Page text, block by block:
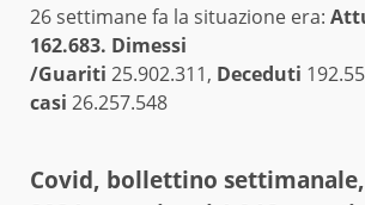
26 settimane fa la situazione era:
162.683. Dimessi
/Guariti 25.902.311, Deceduti
casi 26.257.548
Covid, bollettino